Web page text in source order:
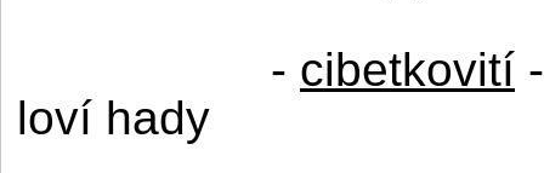
- cibetkovití
loví hady